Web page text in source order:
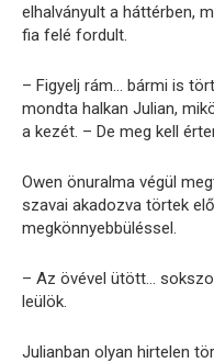
elhalványult a háttérben,
fia felé fordult.
– Figyelj rám… bármi is
mondta halkan Julian,
a kezét. – De meg kell
Owen önuralma végül
szavai akadozva törtek
megkönnyebbüléssel.
– Az övével ütött…
leülök.
Julianban olyan hirtelen